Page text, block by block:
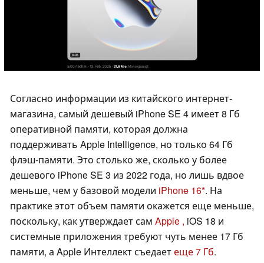
Согласно информации из китайского интернет-
магазина, самый дешевый iPhone SE 4 имеет 8 Гб
оперативной памяти, которая должна
поддерживать Apple Intelligence, но только 64 Гб
флэш-памяти. Это столько же, сколько у более
дешевого iPhone SE 3 из 2022 года, но лишь вдвое
меньше, чем у базовой модели iPhone 16 . На
практике этот объем памяти окажется еще меньше,
поскольку, как утверждает сам Apple , iOS 18 и
системные приложения требуют чуть менее 17 Гб
памяти, а Apple Интеллект съедаетеще 7 Гб.